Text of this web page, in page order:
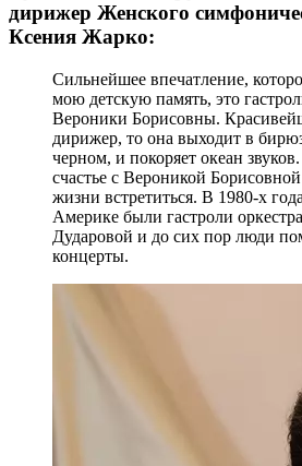
дирижер Женского
Ксения Жарко:
Сильнейшее впечатление,
мою детскую память, это
Вероники Борисовны.
дирижер, то она выходит в
черном, и покоряет океан
счастье с Вероникой Борисовной
жизни встретиться. В 1980-х
Америке были гастроли
Дударовой и до сих пор люди
концерты.